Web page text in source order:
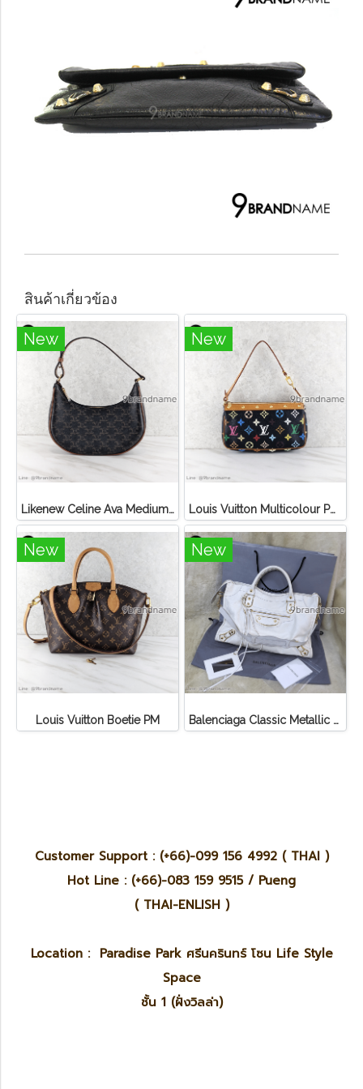
สินค้าเกี่ยวข้อง
New
Likenew Celine Ava Medium Triomphe Canvas
New
Louis Vuitton Multicolour Pochette Canvas
New
Louis Vuitton Boetie PM
New
Balenciaga Classic Metallic Edge City Bag
Customer Support : (+66)-099 156 4992 ( THAI )
Hot Line : (+66)-083 159 9515 / Pueng
( THAI-ENLISH )
Location : Paradise Park ศรีนครินทร์ โซน Life Style
Space
ชั้น 1 (ฝั่งวิลล่า)